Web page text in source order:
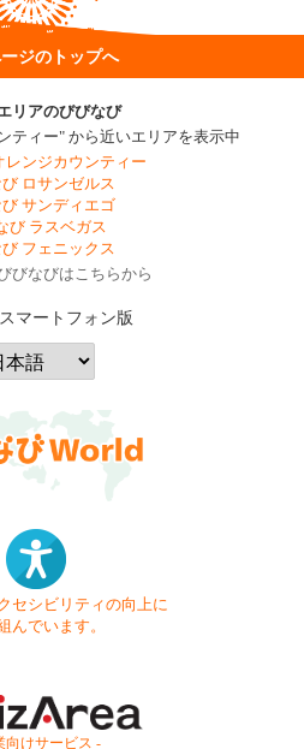
ジのトップへ
リアのびびなび
ティー" から近いエリアを表示中
レンジカウンティー
ロサンゼルス
サンディエゴ
び ラスベガス
フェニックス
びなびはこちらから
スマートフォン版
セシビリティの向上に
んでいます。
向けサービス -